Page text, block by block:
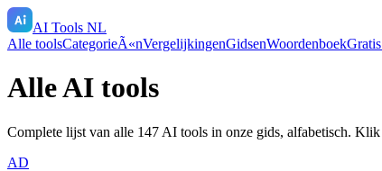
AI Tools NL
Alle toolsCategorieÃ«nVergelijkingenGidsenWoordenboek
Alle AI tools
Complete lijst van alle 147 AI tools in onze gids, alfabetisch.
AD